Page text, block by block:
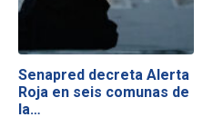
Senapred decreta Alerta
Roja en seis comunas de
la…